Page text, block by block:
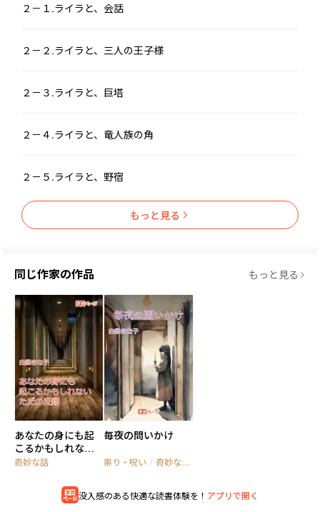
２－１.ライラと、会話
２－２.ライラと、三人の王子様
２－３.ライラと、巨塔
２－４.ライラと、竜人族の角
２－５.ライラと、野宿
もっと見る
同じ作家の作品 もっと見る
あなたの身にも起
こるかもしれな
い、ただの災難。
奇妙な話
毎夜の問いかけ
祟り・呪い / 奇妙な話
没入感のある快適な読書体験を！ アプリで開く